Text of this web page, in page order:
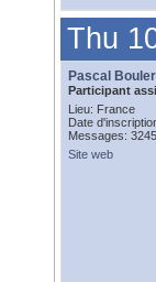
Thu
Pascal
Participant
Lieu: France
Date
Messages: 3245
Site web